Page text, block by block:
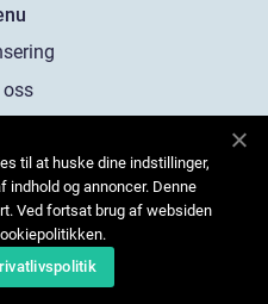
oss
oss
til at huske dine indstillinger,
og annoncer. Denne
Ved fortsat brug af websiden